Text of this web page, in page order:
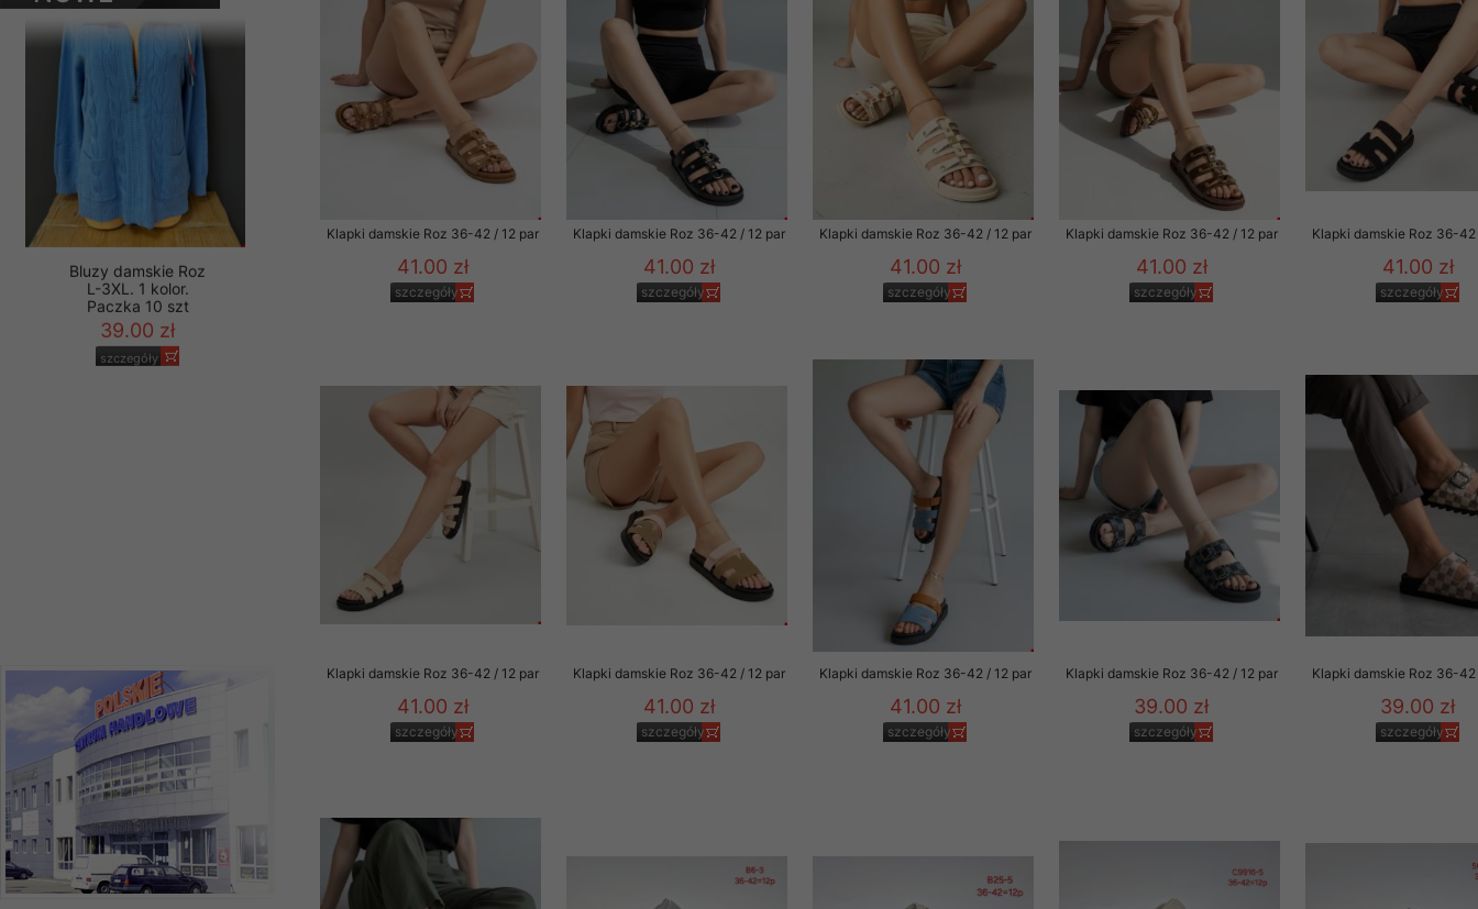
PRODUKTY
Bluzy damskie Roz
L-3XL. 1 kolor.
Paczka 10 szt
Klapki damskie Roz 36-42 / 12 par
41.00 zł
szczegóły
Klapki damskie Roz 36-42 / 12 par
41.00 zł
szczegóły
Klapki damskie Roz 36-42 / 12 par
41.00 zł
szczegóły
Klapki damskie Roz 36-42 / 12 par
41.00 zł
szczegóły
Klapki damskie Roz 36-42
41.00 zł
szczegóły
Klapki damskie Roz 36-42 / 12 par
41.00 zł
szczegóły
Klapki damskie Roz 36-42 / 12 par
41.00 zł
szczegóły
Klapki damskie Roz 36-42 / 12 par
41.00 zł
szczegóły
Klapki damskie Roz 36-42 / 12 par
39.00 zł
szczegóły
Klapki damskie Roz 36-42
39.00 zł
szczegóły
Materiały reklamowo - promocyjne wysyłamy Klientom jedynie wówczas, gdy wyrazili na to zgodę. Dotyczy to w
szczególności newslettera wysyłanego Klientowi, jeżeli potwierdzi wyraźnie wskazanego przez nas linka
zawierającego akceptację na otrzymywanie newslettera o aktualnych promocjach, rabatach i nowościach w
naszym Sklepie. Materiały te dotyczą wyłącznie oferty naszego Sklepu.
Wszelkie pytania, wnioski i sugestie odnoszące się do ochrony Państwa prywatności, w szczególności danych
osobowych prosimy zgłaszać na email